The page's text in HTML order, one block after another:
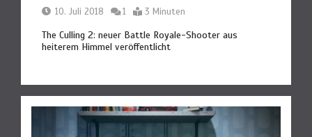
10. Juli 2018 1 3 Minuten
The Culling 2: neuer Battle Royale-Shooter aus
heiterem Himmel veröffentlicht